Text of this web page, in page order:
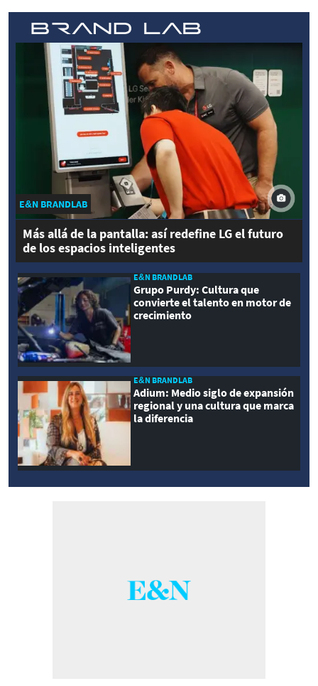
E&N BRANDLAB
Más allá de la pantalla: así redefine LG el futuro
de los espacios inteligentes
E&N BRANDLAB
Grupo Purdy: Cultura que
convierte el talento en motor de
crecimiento
E&N BRANDLAB
Adium: Medio siglo de expansión
regional y una cultura que marca
la diferencia